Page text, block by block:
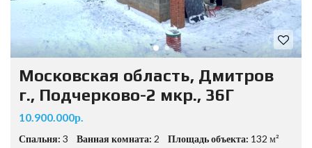
Московская область, Дмитров
г., Подчерково-2 мкр., 36Г
10.900.000р.
Спальня: 3 Ванная комната: 2 Площадь объекта: 132 м²